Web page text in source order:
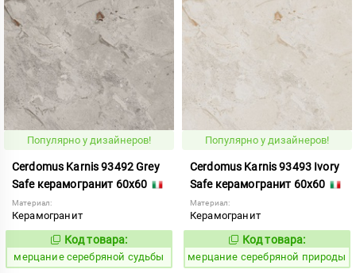
Популярно у дизайнеров!
Cerdomus Karnis 93492 Grey
Safe керамогранит 60x60
Материал:
Керамогранит
979474
Код товара:
мерцание серебряной судьбы
Популярно у дизайнеров!
Cerdomus Karnis 93493 Ivory
Safe керамогранит 60x60
Материал:
Керамогранит
979475
Код товара:
мерцание серебряной природы